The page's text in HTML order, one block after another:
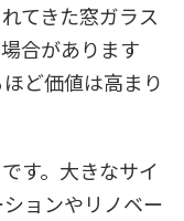
てきた窓ガラス
合があります
ど価値は高まり
す。大きなサイ
ョンやリノベー